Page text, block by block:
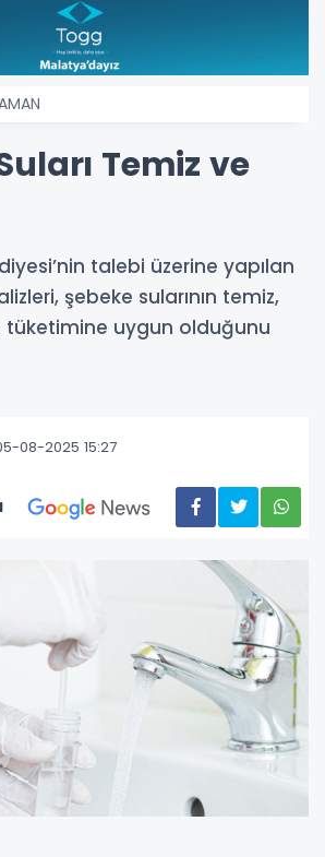
Temiz ve
talebi üzerine yapılan
şebeke sularının temiz,
tüketimine uygun olduğunu
08-2025 15:27